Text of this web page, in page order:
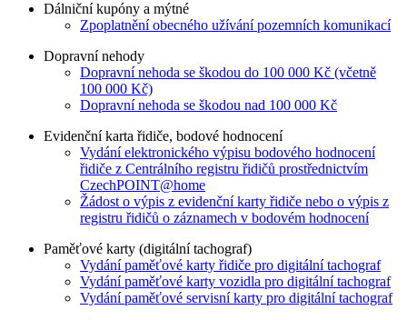
Dálniční kupóny a mýtné
Zpoplatnění obecného užívání pozemních komunikací
Dopravní nehody
Dopravní nehoda se škodou do 100 000 Kč (včetně
100 000 Kč)
Dopravní nehoda se škodou nad 100 000 Kč
Evidenční karta řidiče, bodové hodnocení
Vydání elektronického výpisu bodového hodnocení
řidiče z Centrálního registru řidičů prostřednictvím
CzechPOINT@home
Žádost o výpis z evidenční karty řidiče nebo o výpis z
registru řidičů o záznamech v bodovém hodnocení
Paměťové karty (digitální tachograf)
Vydání paměťové karty řidiče pro digitální tachograf
Vydání paměťové karty vozidla pro digitální tachograf
Vydání paměťové servisní karty pro digitální tachograf